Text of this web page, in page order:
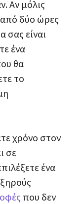
Αν μόλις
από δύο ώρες
σας είναι
ένα
θα
το
χρόνο στον
σε
ένα
που δεν